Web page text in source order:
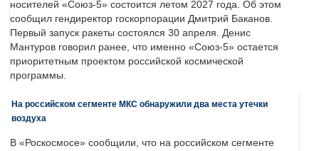
носителей «Союз-5» состоится летом 2027 года. Об этом
сообщил гендиректор госкорпорации Дмитрий Баканов.
Первый запуск ракеты состоялся 30 апреля. Денис
Мантуров говорил ранее, что именно «Союз-5» остается
приоритетным проектом российской космической
программы.
На российском сегменте МКС обнаружили два места утечки
воздуха
В «Роскосмосе» сообщили, что на российском сегменте